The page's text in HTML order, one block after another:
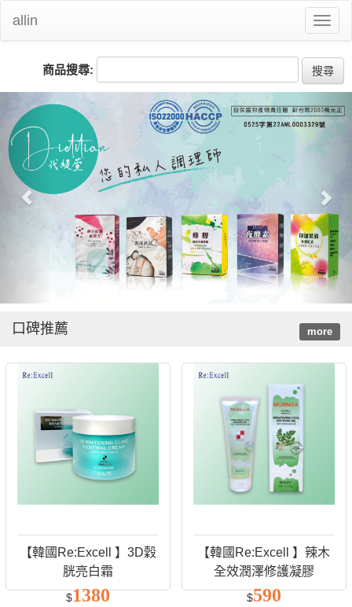
allin
商品搜尋: 搜尋
Previous
口碑推薦 more
【韓國Re:Excell 】3D穀
胱亮白霜
$1380
【韓國Re:Excell 】辣木
全效潤澤修護凝膠
$590